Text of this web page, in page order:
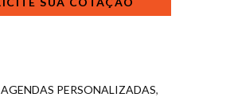
AGENDAS PERSONALIZADAS,